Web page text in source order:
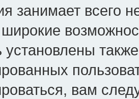
занимает всего
установлены
вам